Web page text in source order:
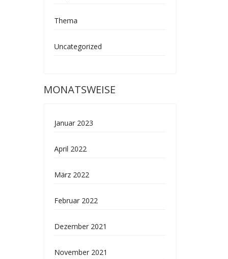
Thema
Uncategorized
MONATSWEISE
Januar 2023
April 2022
März 2022
Februar 2022
Dezember 2021
November 2021